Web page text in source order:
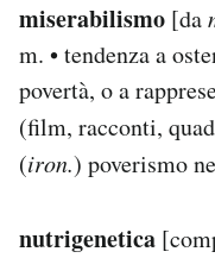
miserabilismo [da
m. • tendenza a
povertà, o a
(film, racconti,
(iron.) poverismo
nutrigenetica